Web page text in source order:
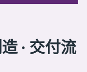
· 交付流